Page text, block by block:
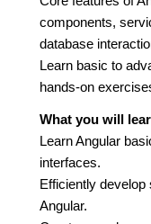
components,
database
Learn basic to
hands-on
What you will
Learn Angular
interfaces.
Efficiently develop
Angular.